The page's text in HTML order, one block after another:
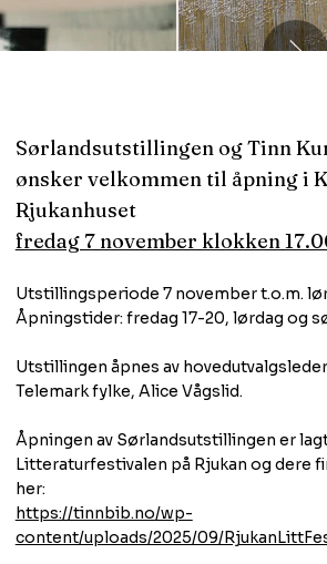
Sørlandsutstillingen og Tinn
ønsker velkommen til åpning i
Rjukanhuset
fredag 7 november klokken
Utstillingsperiode 7 november t.o.m.
Åpningstider: fredag 17-20, lørdag og
Utstillingen åpnes av
Telemark fylke, Alice Vågslid.
Åpningen av Sørlandsutstillingen er
Litteraturfestivalen på Rjukan og dere
her:
https://tinnbib.no/wp-
content/uploads/2025/09/